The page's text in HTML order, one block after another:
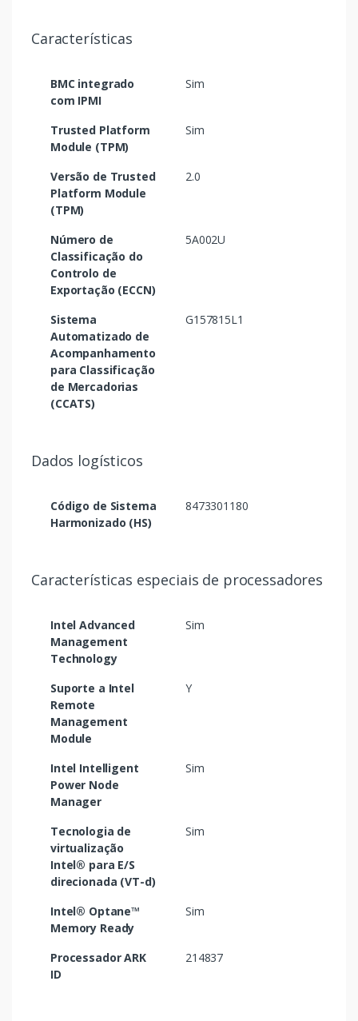
Características
BMC integrado
com IPMI
Sim
Trusted Platform
Module (TPM)
Sim
Versão de Trusted
Platform Module
(TPM)
2.0
Número de
Classificação do
Controlo de
Exportação (ECCN)
5A002U
Sistema
Automatizado de
Acompanhamento
para Classificação
de Mercadorias
(CCATS)
G157815L1
Dados logísticos
Código de Sistema
Harmonizado (HS)
8473301180
Características especiais de processadores
Intel Advanced
Management
Technology
Sim
Suporte a Intel
Remote
Management
Module
Y
Intel Intelligent
Power Node
Manager
Sim
Tecnologia de
virtualização
Intel® para E/S
direcionada (VT-d)
Sim
Intel® Optane™
Memory Ready
Sim
Processador ARK
ID
214837